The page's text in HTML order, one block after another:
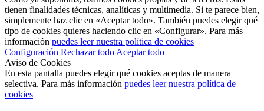
tienen finalidades técnicas, analíticas y multimedia. Si te parece bien,
simplemente haz clic en «Aceptar todo». También puedes elegir qué
tipo de cookies quieres haciendo clic en «Configurar». Para más
información puedes leer nuestra política de cookies
Configuración Rechazar todo Aceptar todo
Aviso de Cookies
En esta pantalla puedes elegir qué cookies aceptas de manera
selectiva. Para más información puedes leer nuestra política de
cookies